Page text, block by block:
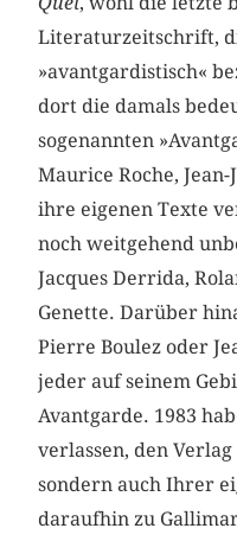
Literaturzeitschrift,
»avantgardistisch«
dort die damals
sogenannten
Maurice Roche,
ihre eigenen Texte
noch weitgehend
Jacques Derrida,
Genette. Darüber
Pierre Boulez oder
jeder auf seinem
Avantgarde. 1983
verlassen, den
sondern auch Ihrer
daraufhin zu